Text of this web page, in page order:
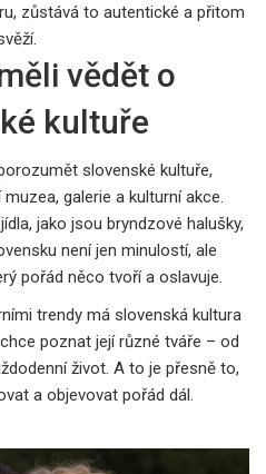
zůstává to autentické a přitom
vědět o
kultuře
slovenské kultuře,
galerie a kulturní akce.
jako jsou bryndzové halušky,
není jen minulostí, ale
pořád něco tvoří a oslavuje.
trendy má slovenská kultura
poznat její různé tváře – od
život. A to je přesně to,
a objevovat pořád dál.